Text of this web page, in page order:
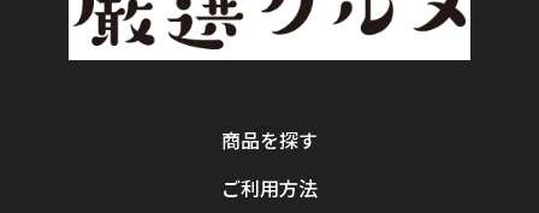
商品を探す
ご利用方法